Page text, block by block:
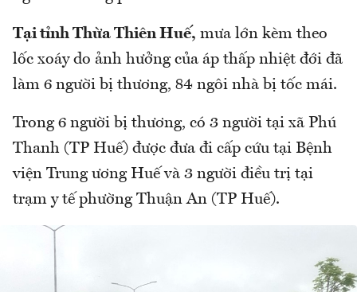
Tại tỉnh Thừa Thiên Huế, mưa lớn kèm theo
lốc xoáy do ảnh hưởng của áp thấp nhiệt đới đã
làm 6 người bị thương, 84 ngôi nhà bị tốc mái.
Trong 6 người bị thương, có 3 người tại xã Phú
Thanh (TP Huế) được đưa đi cấp cứu tại Bệnh
viện Trung ương Huế và 3 người điều trị tại
trạm y tế phường Thuận An (TP Huế).